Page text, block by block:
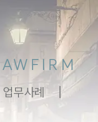
무사례